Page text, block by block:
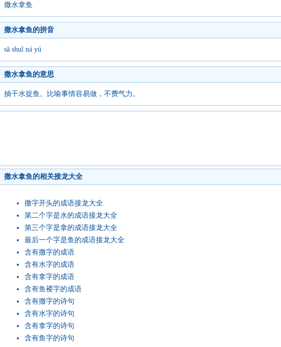
撒水拿鱼
撒水拿鱼的拼音
sā shuǐ ná yú
撒水拿鱼的意思
抽干水捉鱼。比喻事情容易做，不费气力。
撒水拿鱼的相关接龙大全
撒字开头的成语接龙大全
第二个字是水的成语接龙大全
第三个字是拿的成语接龙大全
最后一个字是鱼的成语接龙大全
含有撒字的成语
含有水字的成语
含有拿字的成语
含有鱼褛字的成语
含有撒字的诗句
含有水字的诗句
含有拿字的诗句
含有鱼字的诗句